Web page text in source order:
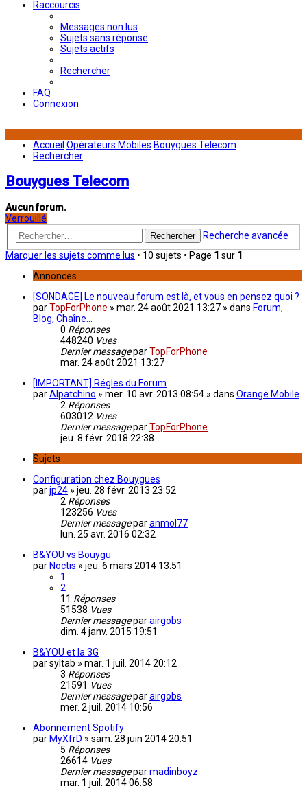
Raccourcis
Messages non lus
Sujets sans réponse
Sujets actifs
Rechercher
FAQ
Connexion
Accueil Opérateurs Mobiles Bouygues Telecom
Rechercher
Bouygues Telecom
Aucun forum.
Verrouillé
Rechercher
Recherche avancée
Marquer les sujets comme lus • 10 sujets • Page 1 sur 1
Annonces
[SONDAGE] Le nouveau forum est là, et vous en pensez quoi ?
parTopForPhone » mar. 24 août 2021 13:27 » dans Forum,
Blog, Chaîne...
0 Réponses
448240 Vues
Dernier messageparTopForPhone
mar. 24 août 2021 13:27
[IMPORTANT] Régles du Forum
parAlpatchino » mer. 10 avr. 2013 08:54 » dans Orange Mobile
2 Réponses
603012 Vues
Dernier messageparTopForPhone
jeu. 8 févr. 2018 22:38
Sujets
Configuration chez Bouygues
parjp24 » jeu. 28 févr. 2013 23:52
2 Réponses
123256 Vues
Dernier messageparanmol77
lun. 25 avr. 2016 02:32
B&YOU vs Bouygu
par Noctis » jeu. 6 mars 2014 13:51
1
2
11 Réponses
51538 Vues
Dernier messageparairgobs
dim. 4 janv. 2015 19:51
B&YOU et la 3G
parsyltab » mar. 1 juil. 2014 20:12
3 Réponses
21591 Vues
Dernier messageparairgobs
mer. 2 juil. 2014 10:56
Abonnement Spotify
par MyXfrD » sam. 28 juin 2014 20:51
5 Réponses
26614 Vues
Dernier messageparmadinboyz
mar. 1 juil. 2014 06:58